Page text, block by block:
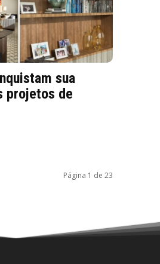
sua
projetos de
Página 1 de 23